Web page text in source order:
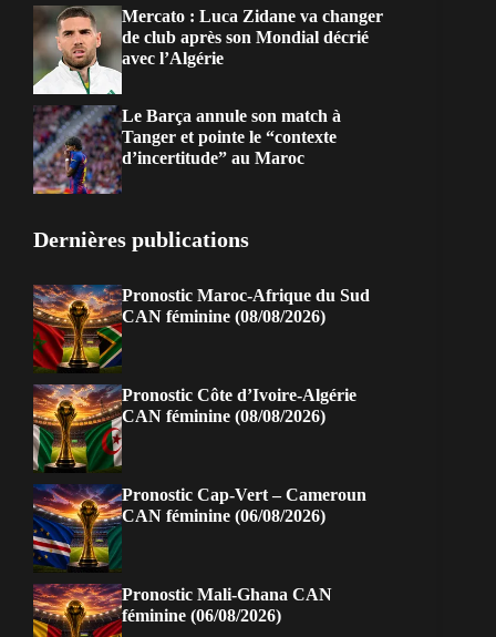
Mercato : Luca Zidane va changer
de club après son Mondial décrié
avec l’Algérie
Le Barça annule son match à
Tanger et pointe le “contexte
d’incertitude” au Maroc
Dernières publications
Pronostic Maroc-Afrique du Sud
CAN féminine (08/08/2026)
Pronostic Côte d’Ivoire-Algérie
CAN féminine (08/08/2026)
Pronostic Cap-Vert – Cameroun
CAN féminine (06/08/2026)
Pronostic Mali-Ghana CAN
féminine (06/08/2026)